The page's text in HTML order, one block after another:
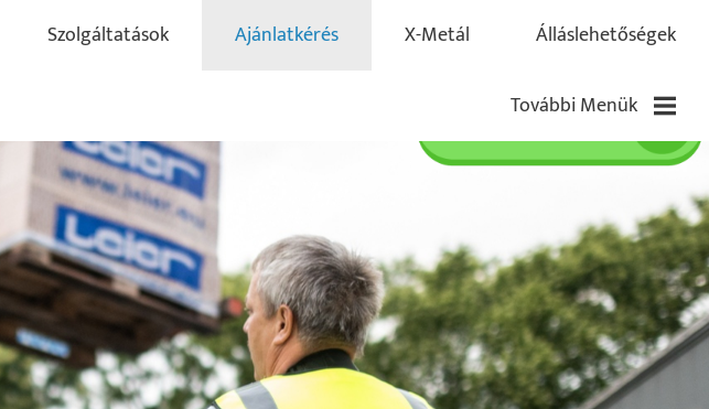
Szolgáltatások Ajánlatkérés X-Metál Álláslehetőségek
További Menük
Blog
Pályázatok
Kapcsolat
Partnereink